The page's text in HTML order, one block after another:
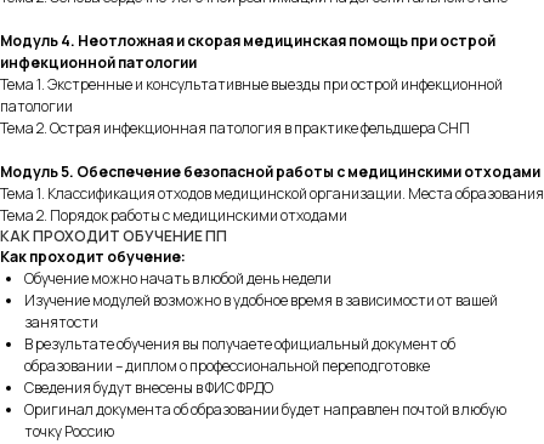
Модуль 4. Неотложная и скорая медицинская помощь при острой
инфекционной патологии
Тема 1. Экстренные и консультативные выезды при острой инфекционной
патологии
Тема 2. Острая инфекционная патология в практике фельдшера СНП
Модуль 5. Обеспечение безопасной работы с медицинскими отходами
Тема 1. Классификация отходов медицинской организации. Места образования
Тема 2. Порядок работы с медицинскими отходами
КАК ПРОХОДИТ ОБУЧЕНИЕ ПП
Как проходит обучение:
Обучение можно начать в любой день недели
Изучение модулей возможно в удобное время в зависимости от вашей
занятости
В результате обучения вы получаете официальный документ об
образовании – диплом о профессиональной переподготовке
Сведения будут внесены в ФИС ФРДО
Оригинал документа об образовании будет направлен почтой в любую
точку Россию